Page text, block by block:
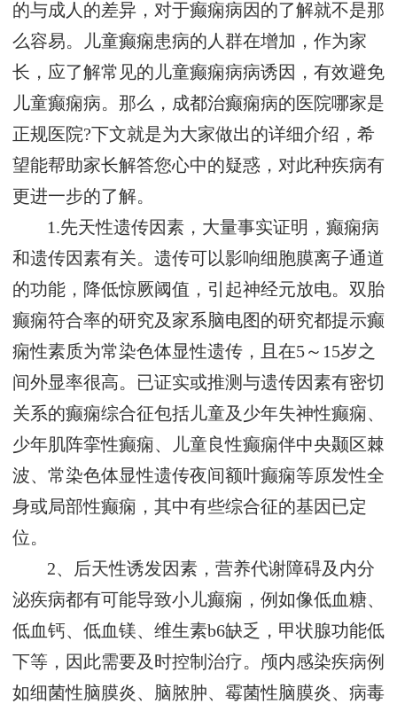
的与成人的差异，对于癫痫病因的了解就不是那
么容易。儿童癫痫患病的人群在增加，作为家
长，应了解常见的儿童癫痫病病诱因，有效避免
儿童癫痫病。那么，成都治癫痫病的医院哪家是
正规医院?下文就是为大家做出的详细介绍，希
望能帮助家长解答您心中的疑惑，对此种疾病有
更进一步的了解。
1.先天性遗传因素，大量事实证明，癫痫病
和遗传因素有关。遗传可以影响细胞膜离子通道
的功能，降低惊厥阈值，引起神经元放电。双胎
癫痫符合率的研究及家系脑电图的研究都提示癫
痫性素质为常染色体显性遗传，且在5～15岁之
间外显率很高。已证实或推测与遗传因素有密切
关系的癫痫综合征包括儿童及少年失神性癫痫、
少年肌阵挛性癫痫、儿童良性癫痫伴中央颞区棘
波、常染色体显性遗传夜间额叶癫痫等原发性全
身或局部性癫痫，其中有些综合征的基因已定
位。
2、后天性诱发因素，营养代谢障碍及内分
泌疾病都有可能导致小儿癫痫，例如像低血糖、
低血钙、低血镁、维生素b6缺乏，甲状腺功能低
下等，因此需要及时控制治疗。颅内感染疾病例
如细菌性脑膜炎、脑脓肿、霉菌性脑膜炎、病毒